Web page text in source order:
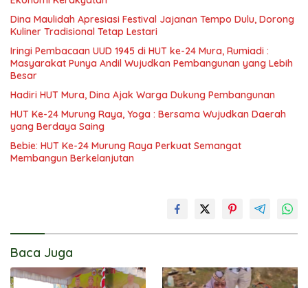
Dina Maulidah Apresiasi Festival Jajanan Tempo Dulu, Dorong
Kuliner Tradisional Tetap Lestari
Iringi Pembacaan UUD 1945 di HUT ke-24 Mura, Rumiadi :
Masyarakat Punya Andil Wujudkan Pembangunan yang Lebih
Besar
Hadiri HUT Mura, Dina Ajak Warga Dukung Pembangunan
HUT Ke-24 Murung Raya, Yoga : Bersama Wujudkan Daerah
yang Berdaya Saing
Bebie: HUT Ke-24 Murung Raya Perkuat Semangat
Membangun Berkelanjutan
Baca Juga